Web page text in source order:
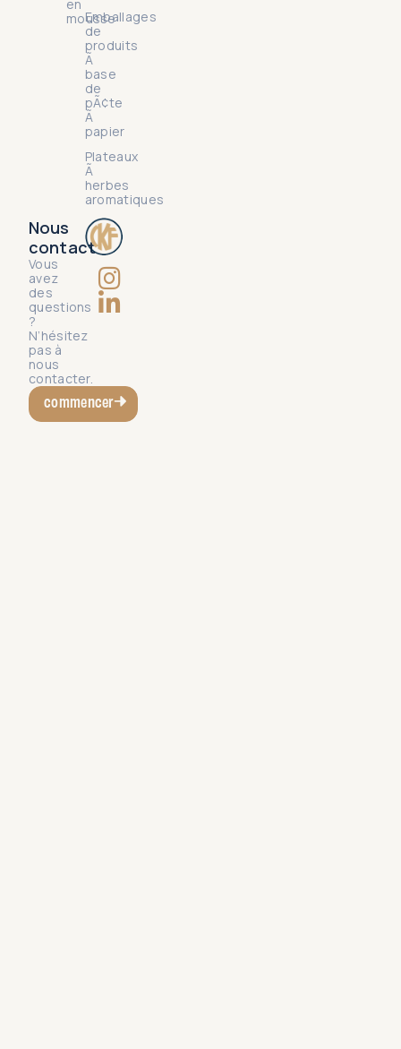
Emballages
de
produits
Ã
base
de
pÃ¢te
Ã
papier
Plateaux
Ã
herbes
aromatiques
en
mousse
Nous
contact
Vous
avez
des
questions
?
N’hésitez
pas à
nous
contacter.
commencer